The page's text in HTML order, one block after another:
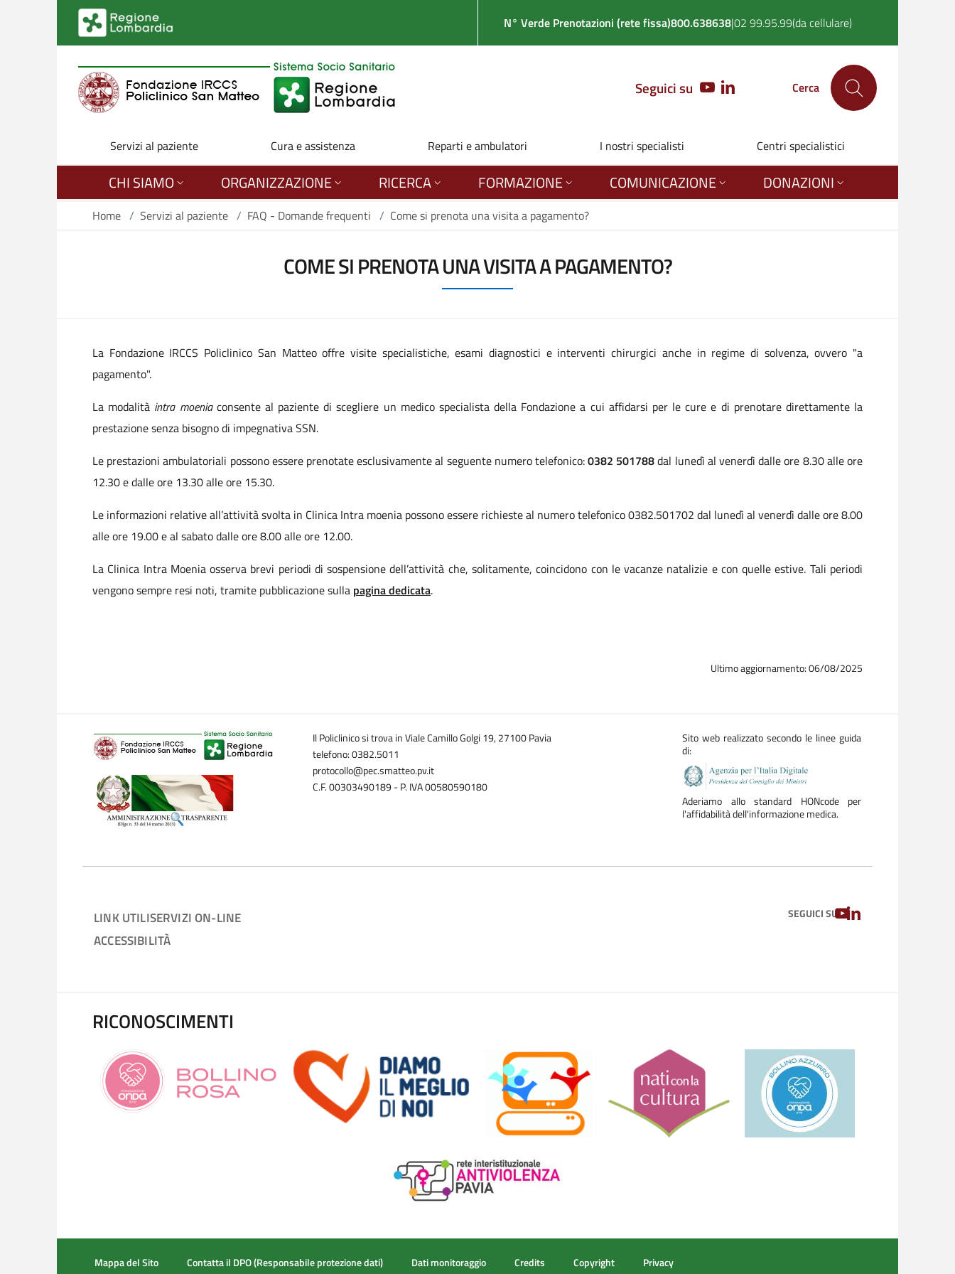
Salta al contenuto principale
N° Verde Prenotazioni (rete fissa)800.638638|02 99.95.99(da cellulare)
Seguici su YOUTUBELINKEDIN Cerca
Servizi al paziente Cura e assistenza Reparti e ambulatori I nostri specialisti Centri specialistici
CHI SIAMO ORGANIZZAZIONE RICERCA FORMAZIONE COMUNICAZIONE DONAZIONI
Home / Servizi al paziente / FAQ - Domande frequenti / Come si prenota una visita a pagamento?
COME SI PRENOTA UNA VISITA A PAGAMENTO?
La Fondazione IRCCS Policlinico San Matteo offre visite specialistiche, esami diagnostici e interventi chirurgici anche in regime di solvenza, ovvero "a
pagamento".
La modalità intra moenia consente al paziente di scegliere un medico specialista della Fondazione a cui affidarsi per le cure e di prenotare direttamente la
prestazione senza bisogno di impegnativa SSN.
Le prestazioni ambulatoriali possono essere prenotate esclusivamente al seguente numero telefonico:0382 501788dal lunedì al venerdì dalle ore 8.30 alle ore
12.30 e dalle ore 13.30 alle ore 15.30.
Le informazioni relative all’attività svolta in Clinica Intra moenia possono essere richieste al numero telefonico 0382.501702 dal lunedì al venerdì dalle ore 8.00
alle ore 19.00 e al sabato dalle ore 8.00 alle ore 12.00.
La Clinica Intra Moenia osserva brevi periodi di sospensione dell’attività che, solitamente, coincidono con le vacanze natalizie e con quelle estive. Tali periodi
vengono sempre resi noti, tramite pubblicazione sulla pagina dedicata.
Ultimo aggiornamento: 06/08/2025
Il Policlinico si trova in Viale Camillo Golgi 19, 27100 Pavia
telefono: 0382.5011
protocollo@pec.smatteo.pv.it
C.F. 00303490189 - P. IVA 00580590180
Sito web realizzato secondo le linee guida
di:
Aderiamo allo standard HONcode per
l'affidabilità dell'informazione medica.
LINK UTILISERVIZI ON-LINE
ACCESSIBILITÀ
SEGUICI SUYOUTUBE
LINKEDIN
RICONOSCIMENTI
Mappa del Sito Contatta il DPO (Responsabile protezione dati) Dati monitoraggio Credits Copyright Privacy